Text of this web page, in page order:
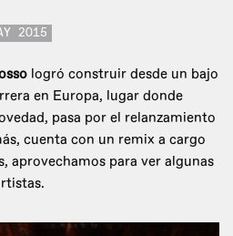
2015
logró construir desde un bajo
en Europa, lugar donde
pasa por el relanzamiento
cuenta con un remix a cargo
aprovechamos para ver algunas